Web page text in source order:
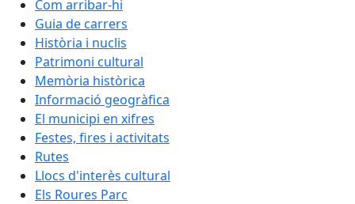
Com arribar-hi
Guia de carrers
Història i nuclis
Patrimoni cultural
Memòria històrica
Informació geogràfica
El municipi en xifres
Festes, fires i activitats
Rutes
Llocs d'interès cultural
Els Roures Parc